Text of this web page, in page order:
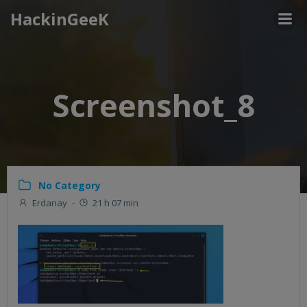
HackinGeeK
Screenshot_8
No Category
Erdanay - 21 h 07 min